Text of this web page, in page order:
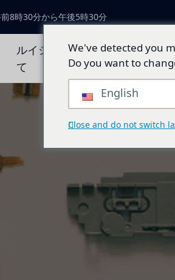
8時30分から午後5時30分
ルイシュンについ
て
製品と
ン
We've detected you
Do you want to
English
Close and do not switch